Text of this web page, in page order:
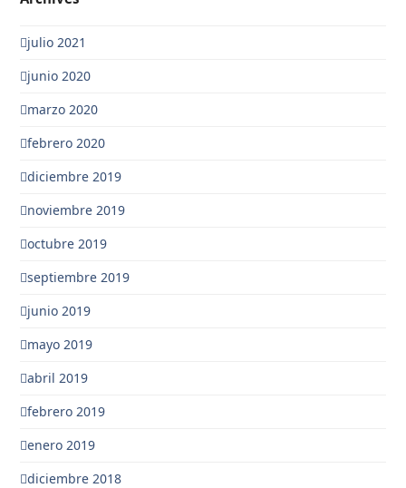
julio 2021
junio 2020
marzo 2020
febrero 2020
diciembre 2019
noviembre 2019
octubre 2019
septiembre 2019
junio 2019
mayo 2019
abril 2019
febrero 2019
enero 2019
diciembre 2018